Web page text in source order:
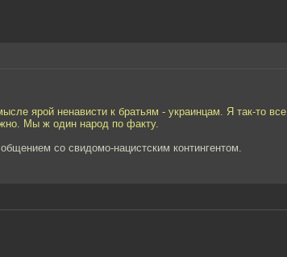
ярой ненависти к братьям - украинцам. Я так-то все
Мы ж один народ по факту.
со свидомо-нацистским контингентом.